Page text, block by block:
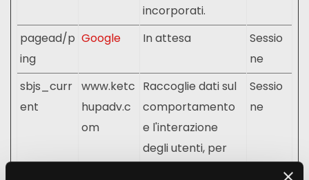
incorporati.
pagead/p
ing
Google In attesa
Sessio
ne
sbjs_curr
ent
www.ketc
hupadv.c
om
Raccoglie dati sul
comportamento
e l'interazione
degli utenti, per
Sessio
ne